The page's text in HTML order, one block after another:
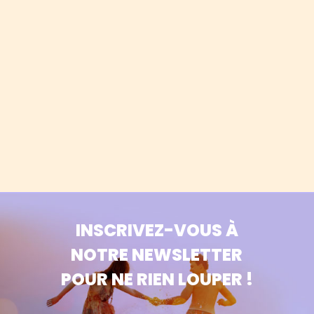
INSCRIVEZ-VOUS À
NOTRE NEWSLETTER
POUR NE RIEN LOUPER !